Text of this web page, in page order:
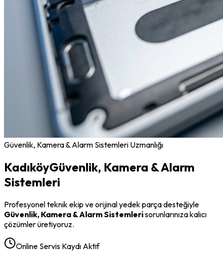
Güvenlik, Kamera & Alarm Sistemleri Uzmanlığı
KadıköyGüvenlik, Kamera & Alarm
Sistemleri
Profesyonel teknik ekip ve orijinal yedek parça desteğiyle
Güvenlik, Kamera & Alarm Sistemlerisorunlarınıza kalıcı
çözümler üretiyoruz.
Online Servis Kaydı Aktif